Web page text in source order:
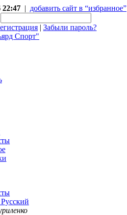
22:47 | добавить сайт в “избранное”
| Забыли пароль?